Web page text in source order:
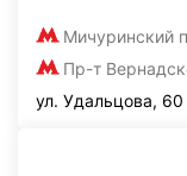
Мичуринский
Пр-т
ул. Удальцова, 60